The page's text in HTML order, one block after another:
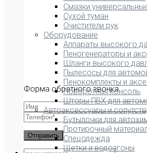
Форма обратного звонка
Смазки
Сухой туман
Очистители рук
Оборудование
Аппараты высокого
Пеногенераторы и
Шланги высокого
Пылесосы для
Пенокомплекты и
Поворотная консоль
Шторы ПВХ для
Автоаксессуары и
Бутылочки для
Протирочный материал
Спецодежда
Щетки и водозгоны